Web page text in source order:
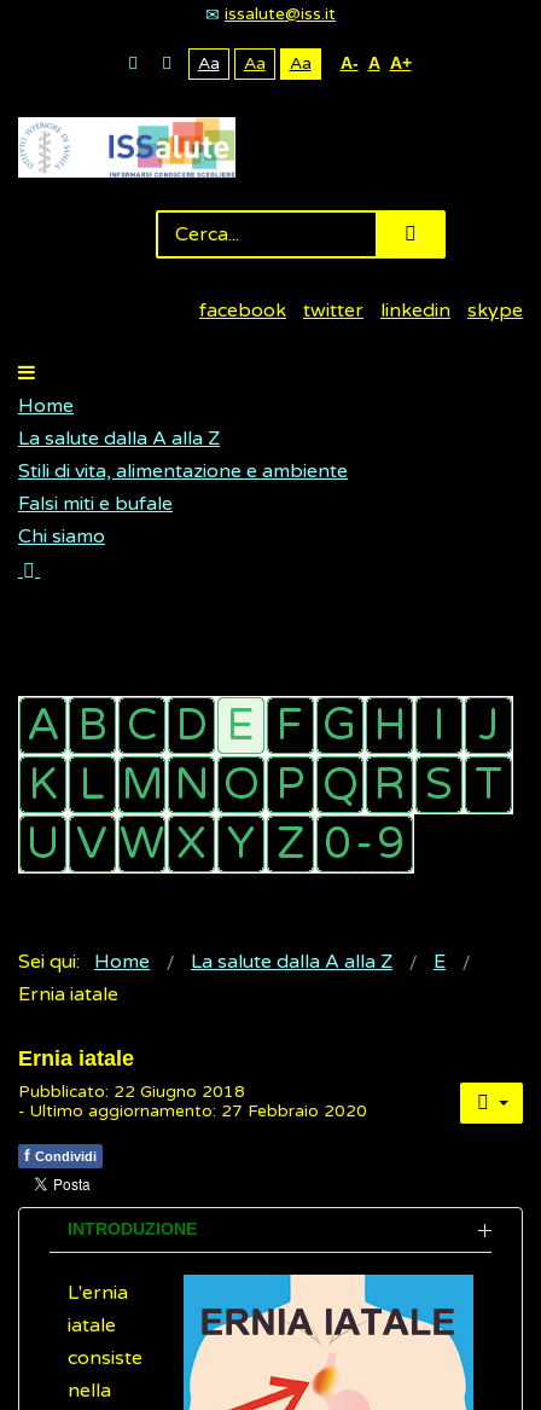
issalute@iss.it
Aa Aa Aa A- A A+
facebook twitter linkedin skype
Home
La salute dalla A alla Z
Stili di vita, alimentazione e ambiente
Falsi miti e bufale
Chi siamo
Sei qui: Home La salute dalla A alla Z
E
Ernia iatale
Ernia iatale
Pubblicato: 22 Giugno 2018
- Ultimo aggiornamento: 27 Febbraio 2020
f Condividi
INTRODUZIONE
L'ernia
iatale
consiste
nella